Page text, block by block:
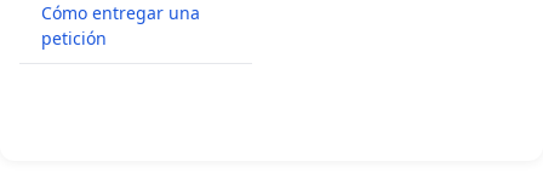
Cómo entregar una
petición